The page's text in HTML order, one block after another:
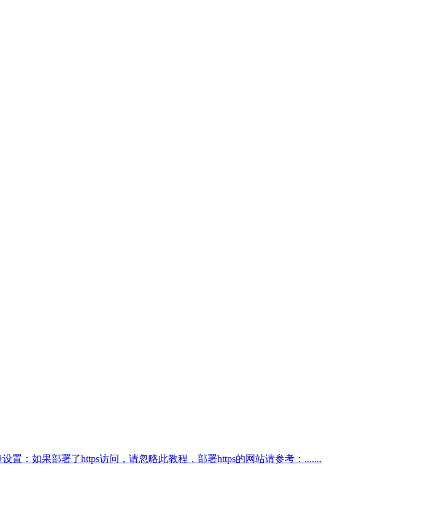
：如果部署了https访问，请忽略此教程，部署https的网站请参考：.......